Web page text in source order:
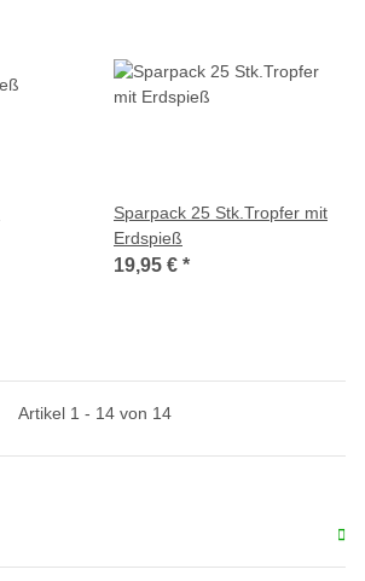
Sparpack 25 Stk.Tropfer mit
Erdspieß
19,95 € *
Artikel 1 - 14 von 14